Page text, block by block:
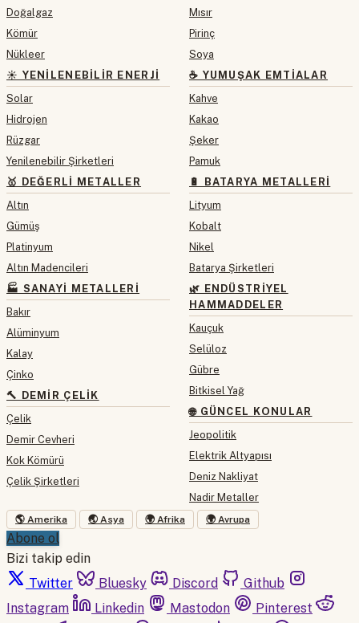
Doğalgaz
Kömür
Nükleer
☀️ YENILENEBILIR ENERJI
Solar
Hidrojen
Rüzgar
Yenilenebilir Şirketleri
🥇 DEĞERLI METALLER
Altın
Gümüş
Platinyum
Altın Madencileri
🏭 SANAYI METALLERI
Bakır
Alüminyum
Kalay
Çinko
🔨 DEMIR ÇELIK
Çelik
Demir Cevheri
Kok Kömürü
Çelik Şirketleri
Mısır
Pirinç
Soya
☕ YUMUŞAK EMTIALAR
Kahve
Kakao
Şeker
Pamuk
🔋 BATARYA METALLERI
Lityum
Kobalt
Nikel
Batarya Şirketleri
🌿 ENDÜSTRIYEL
HAMMADDELER
Kauçuk
Selüloz
Gübre
Bitkisel Yağ
🌐 GÜNCEL KONULAR
Jeopolitik
Elektrik Altyapısı
Deniz Nakliyat
Nadir Metaller
🌎 Amerika 🌏 Asya 🌍 Afrika 🌍 Avrupa
Abone ol
Bizi takip edin
Twitter
Bluesky Discord
Github
Instagram
Linkedin Mastodon
Pinterest